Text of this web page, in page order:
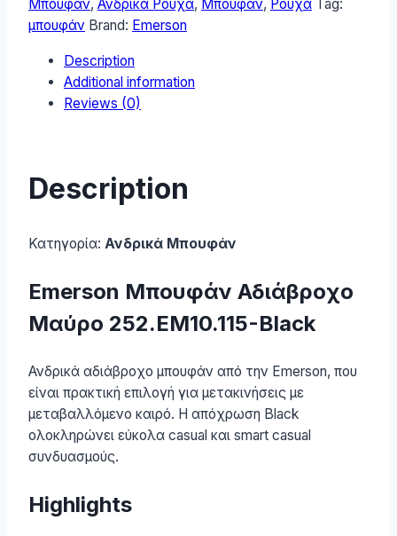
Black
Μπουφάν, Ανδρικά Ρούχα, Μπουφάν, Ρούχα Tag:
μπουφάν Brand: Emerson
Description
Additional information
Reviews (0)
Description
Κατηγορία: Ανδρικά Μπουφάν
Emerson Μπουφάν Αδιάβροχο
Μαύρο 252.EM10.115-Black
Ανδρικά αδιάβροχο μπουφάν από την Emerson, που
είναι πρακτική επιλογή για μετακινήσεις με
μεταβαλλόμενο καιρό. Η απόχρωση Black
ολοκληρώνει εύκολα casual και smart casual
συνδυασμούς.
Highlights